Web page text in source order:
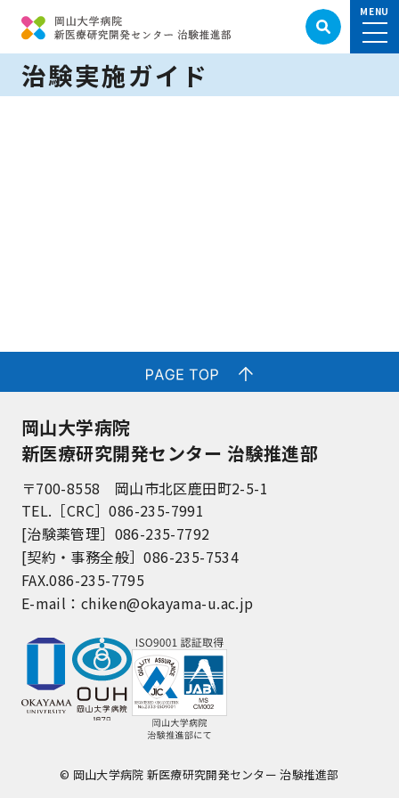
治験実施ガイド
岡山大学病院
新医療研究開発センター 治験推進部
〒700-8558 岡山市北区鹿田町2-5-1
TEL.［CRC］086-235-7991
[治験薬管理］086-235-7792
[契約・事務全般］086-235-7534
FAX.086-235-7795
E-mail： chiken@okayama-u.ac.jp
© 岡山大学病院 新医療研究開発センター 治験推進部